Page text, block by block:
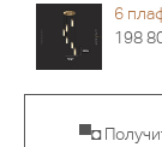
6
198
▀◘